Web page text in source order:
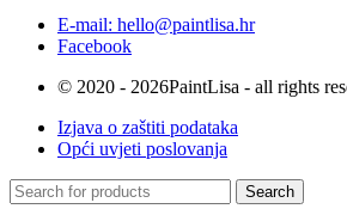
E-mail: hello@paintlisa.hr
Facebook
© 2020 - 2026PaintLisa - all rights
Izjava o zaštiti podataka
Opći uvjeti poslovanja
Search